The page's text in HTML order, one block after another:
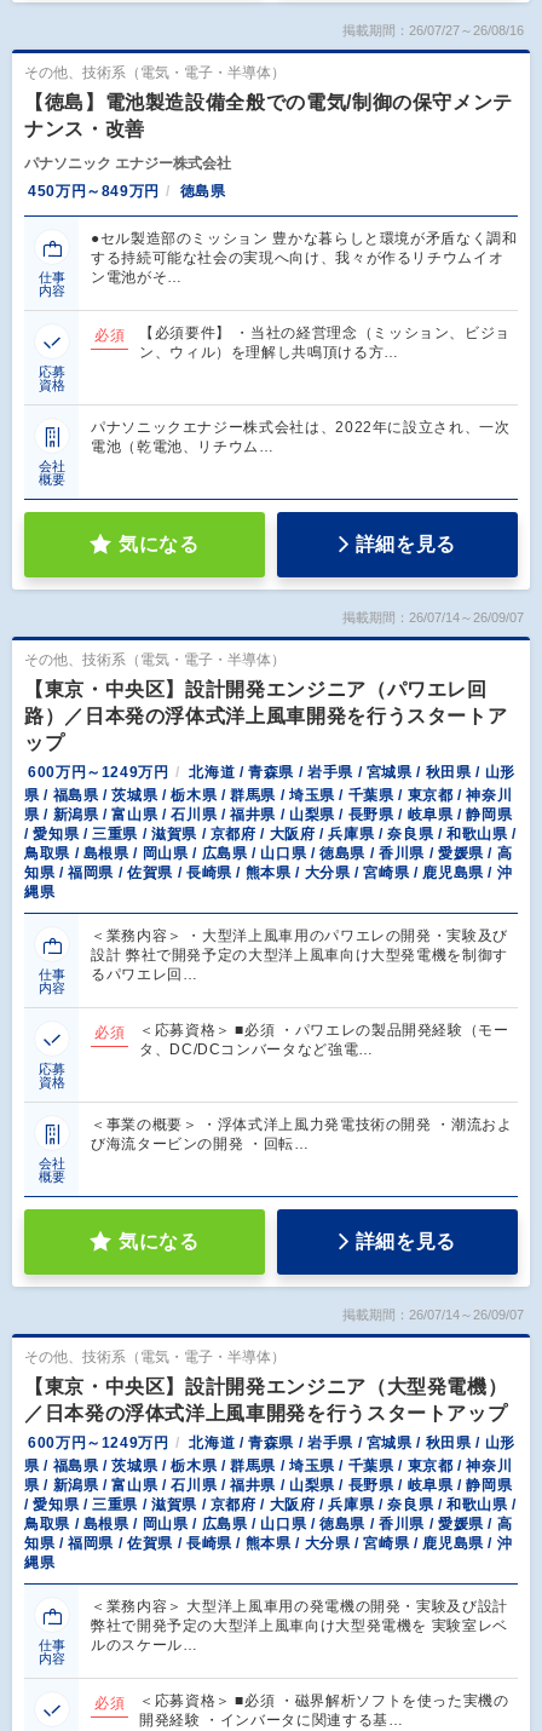
掲載期間：26/07/27～26/08/16
その他、技術系（電気・電子・半導体）
【徳島】電池製造設備全般での電気/制御の保守メンテ
ナンス・改善
パナソニック エナジー株式会社
450万円～849万円
徳島県
仕事
内容
●セル製造部のミッション 豊かな暮らしと環境が矛盾なく調和
する持続可能な社会の実現へ向け、我々が作るリチウムイオ
ン電池がそ…
応募
資格
必須
【必須要件】 ・当社の経営理念（ミッション、ビジョ
ン、ウィル）を理解し共鳴頂ける方…
会社
概要
パナソニックエナジー株式会社は、2022年に設立され、一次
電池（乾電池、リチウム…
気になる 詳細を見る
掲載期間：26/07/14～26/09/07
その他、技術系（電気・電子・半導体）
【東京・中央区】設計開発エンジニア（パワエレ回
路）／日本発の浮体式洋上風車開発を行うスタートア
ップ
600万円～1249万円
北海道 / 青森県 / 岩手県 / 宮城県 / 秋田県 / 山形
県 / 福島県 / 茨城県 / 栃木県 / 群馬県 / 埼玉県 / 千葉県 / 東京都 / 神奈川
県 / 新潟県 / 富山県 / 石川県 / 福井県 / 山梨県 / 長野県 / 岐阜県 / 静岡県
/ 愛知県 / 三重県 / 滋賀県 / 京都府 / 大阪府 / 兵庫県 / 奈良県 / 和歌山県 /
鳥取県 / 島根県 / 岡山県 / 広島県 / 山口県 / 徳島県 / 香川県 / 愛媛県 / 高
知県 / 福岡県 / 佐賀県 / 長崎県 / 熊本県 / 大分県 / 宮崎県 / 鹿児島県 / 沖
縄県
仕事
内容
＜業務内容＞ ・大型洋上風車用のパワエレの開発・実験及び
設計 弊社で開発予定の大型洋上風車向け大型発電機を制御す
るパワエレ回…
応募
資格
必須
＜応募資格＞ ■必須 ・パワエレの製品開発経験（モー
タ、DC/DCコンバータなど強電…
会社
概要
＜事業の概要＞ ・浮体式洋上風力発電技術の開発 ・潮流およ
び海流タービンの開発 ・回転…
気になる 詳細を見る
掲載期間：26/07/14～26/09/07
その他、技術系（電気・電子・半導体）
【東京・中央区】設計開発エンジニア（大型発電機）
／日本発の浮体式洋上風車開発を行うスタートアップ
600万円～1249万円
北海道 / 青森県 / 岩手県 / 宮城県 / 秋田県 / 山形
県 / 福島県 / 茨城県 / 栃木県 / 群馬県 / 埼玉県 / 千葉県 / 東京都 / 神奈川
県 / 新潟県 / 富山県 / 石川県 / 福井県 / 山梨県 / 長野県 / 岐阜県 / 静岡県
/ 愛知県 / 三重県 / 滋賀県 / 京都府 / 大阪府 / 兵庫県 / 奈良県 / 和歌山県 /
鳥取県 / 島根県 / 岡山県 / 広島県 / 山口県 / 徳島県 / 香川県 / 愛媛県 / 高
知県 / 福岡県 / 佐賀県 / 長崎県 / 熊本県 / 大分県 / 宮崎県 / 鹿児島県 / 沖
縄県
仕事
内容
＜業務内容＞ 大型洋上風車用の発電機の開発・実験及び設計
弊社で開発予定の大型洋上風車向け大型発電機を 実験室レベ
ルのスケール…
必須
＜応募資格＞ ■必須 ・磁界解析ソフトを使った実機の
開発経験 ・インバータに関連する基…